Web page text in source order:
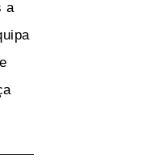
a